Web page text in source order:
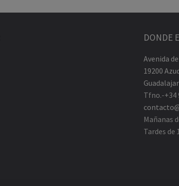
DONDE
Avenida
19200
Tfno.-+34
Mañanas
Tardes de